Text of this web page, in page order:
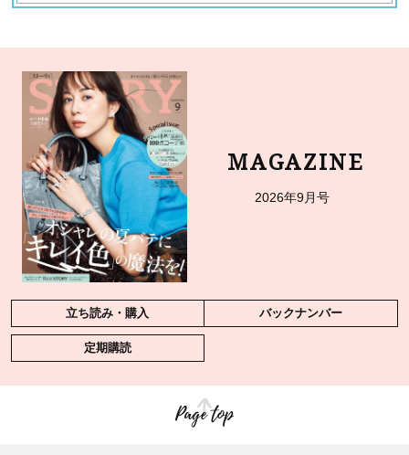
MAGAZINE
2026年9月号
立ち読み・購入 バックナンバー
定期購読
Page top